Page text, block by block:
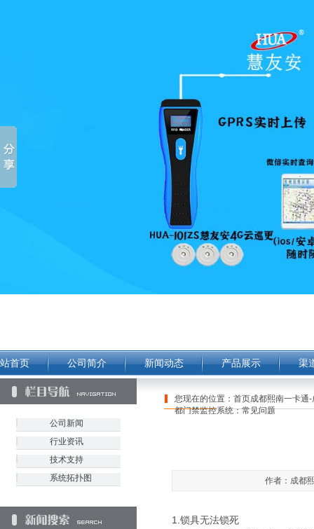
首页 公司简介 新闻动态 产品展示 渠
您现在的位置： 首页成都熙南一卡通
都门禁监控系统：常见问题
公司新闻
行业资讯
技术支持
系统拓扑图
作者：成都
1.锁具无法锁死